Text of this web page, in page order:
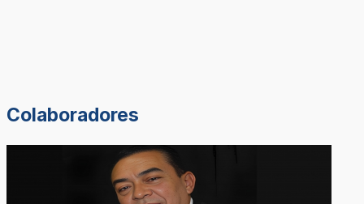
Colaboradores